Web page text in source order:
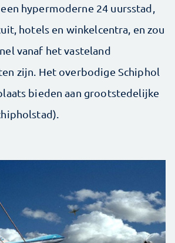
hypermoderne 24 uursstad,
hotels en winkelcentra, en zou
vanaf het vasteland
zijn. Het overbodige Schiphol
bieden aan grootstedelijke